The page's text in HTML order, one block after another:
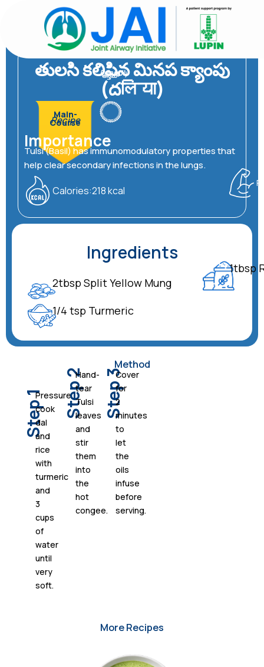
తులసి కలిపిన మినప క్యాంపు
(దलिया)
Main-
Course
Recipe
ఆస్తమా
Friendly
Importance
Tulsi (Basil) has immunomodulatory properties that
help clear secondary infections in the lungs.
Calories:218 kcal
Ingredients
2tbsp Split Yellow Mung
1tbsp
1/4 tsp Turmeric
Method
Step 1Pressure
cook
dal
and
rice
with
turmeric
and
3
cups
of
water
until
very
soft.
Step 2Hand-
tear
Tulsi
leaves
and
stir
them
into
the
hot
congee.
Step 3Cover
for
2
minutes
to
let
the
oils
infuse
before
serving.
More Recipes